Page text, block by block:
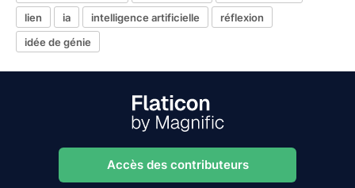
lien
ia intelligence artificielle
réflexion
idée de génie
Accès des contributeurs